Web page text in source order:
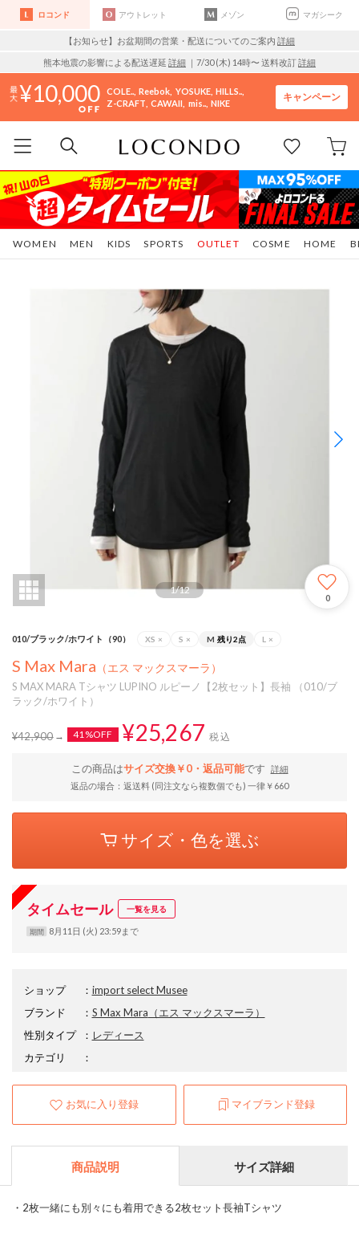
ロコンド アウトレット メゾン マガシーク
【お知らせ】お盆期間の営業・配送についてのご案内 詳細
熊本地震の影響による配送遅延 詳細 ｜7/30 (木) 14時〜 送料改訂詳細
10,000 COLE.. Reebok YOSUKE HILLS..
Z-CRAFT CAWAII mis.. NIKE
キャンペーン
WOMEN MEN KIDS SPORTS COSME HOME
OUTLET
1/12
0
010/ブラック/ホワイト（90） XS × S × M 残り2点 L ×
S Max Mara （エス マックスマーラ）
S MAX MARA Tシャツ LUPINO ルピーノ【2枚セット】長袖 （010/ブ
ラック/ホワイト）
¥42,900 41%OFF ¥25,267 税込
この商品はサイズ交換￥0・返品可能です
詳細
返品の場合：返送料 (同注文なら複数個でも) 一律￥660
サイズ・色を選ぶ
タイムセール 一覧を見る
期間 8月11日 (火) 23:59まで
ショップ ： import select Musee
ブランド
： S Max Mara （エス マックスマーラ）
性別タイプ
： レディース
カテゴリ
：
お気に入り登録 マイブランド登録
商品説明 サイズ詳細
・2枚一緒にも別々にも着用できる2枚セット長袖Tシャツ